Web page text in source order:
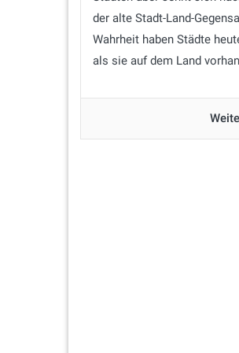
der alte Stadt-Land-
Wahrheit haben Städte
als sie auf dem Land